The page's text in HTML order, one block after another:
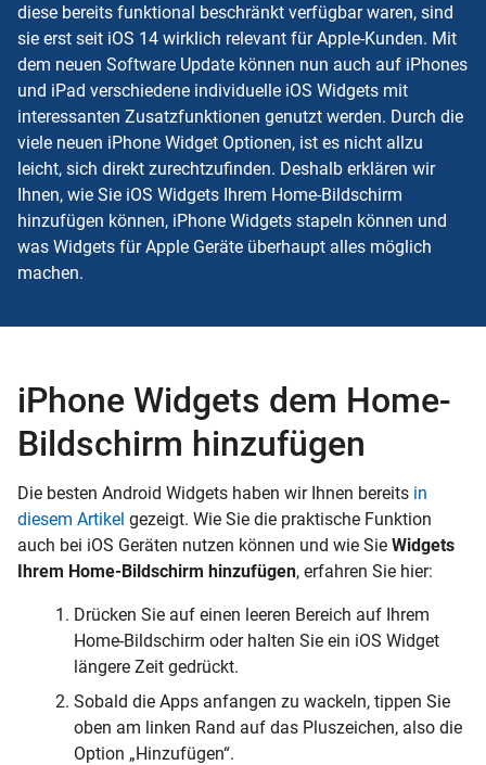
diese bereits funktional beschränkt verfügbar waren, sind
sie erst seit iOS 14 wirklich relevant für Apple-Kunden. Mit
dem neuen Software Update können nun auch auf iPhones
und iPad verschiedene individuelle iOS Widgets mit
interessanten Zusatzfunktionen genutzt werden. Durch die
viele neuen iPhone Widget Optionen, ist es nicht allzu
leicht, sich direkt zurechtzufinden. Deshalb erklären wir
Ihnen, wie Sie iOS Widgets Ihrem Home-Bildschirm
hinzufügen können, iPhone Widgets stapeln können und
was Widgets für Apple Geräte überhaupt alles möglich
machen.
iPhone Widgets dem Home-
Bildschirm hinzufügen
Die besten Android Widgets haben wir Ihnen bereits in
diesem Artikel gezeigt. Wie Sie die praktische Funktion
auch bei iOS Geräten nutzen können und wie Sie Widgets
Ihrem Home-Bildschirm hinzufügen, erfahren Sie hier:
Drücken Sie auf einen leeren Bereich auf Ihrem
Home-Bildschirm oder halten Sie ein iOS Widget
längere Zeit gedrückt.
Sobald die Apps anfangen zu wackeln, tippen Sie
oben am linken Rand auf das Pluszeichen, also die
Option „Hinzufügen“.